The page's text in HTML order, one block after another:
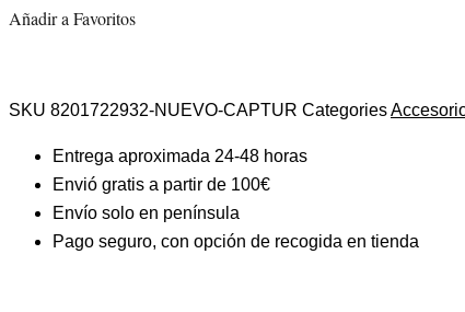
Añadir a Favoritos
SKU 8201722932-NUEVO-CAPTUR Categories
Entrega aproximada 24-48 horas
Envió gratis a partir de 100€
Envío solo en península
Pago seguro, con opción de recogida en tienda